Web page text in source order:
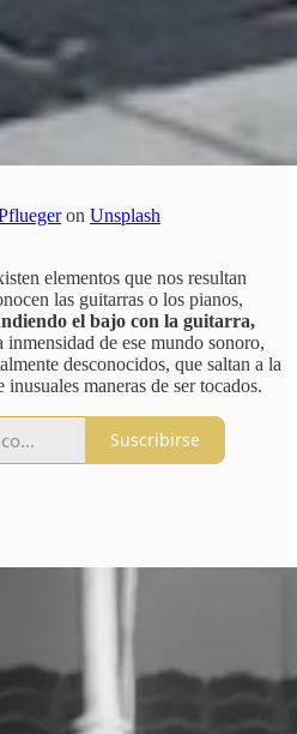
on Unsplash
elementos que nos resultan
las guitarras o los pianos,
el bajo con la guitarra,
de ese mundo sonoro,
desconocidos, que saltan a la
maneras de ser tocados.
Suscribirse